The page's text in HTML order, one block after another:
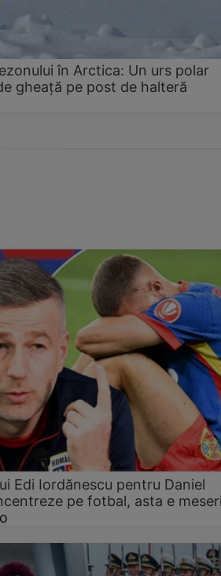
în Arctica: Un urs polar
gheață pe post de halteră
Edi Iordănescu pentru Daniel
pe fotbal, asta e